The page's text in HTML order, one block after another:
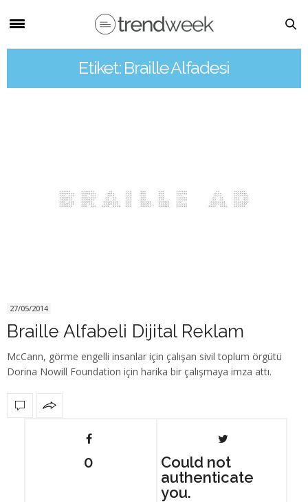
Etiket: Braille Alfadesi
27/05/2014
Braille Alfabeli Dijital Reklam
McCann, görme engelli insanlar için çalışan sivil toplum örgütü
Dorina Nowill Foundation için harika bir çalışmaya imza attı.
0
Could not
authenticate
you.